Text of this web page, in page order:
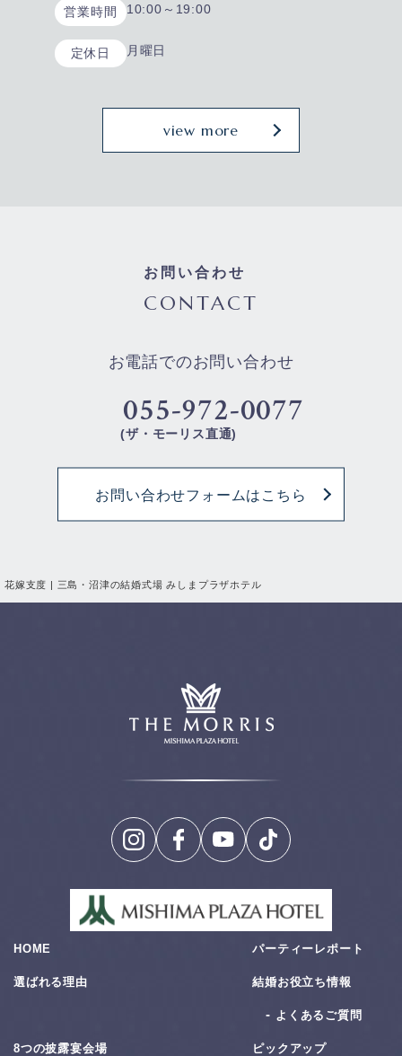
花嫁支度 | 三島・沼津の結婚式場 みしまプラザホテル
営業時間 10:00～19:00
定休日 月曜日
view more
お問い合わせ
CONTACT
お電話でのお問い合わせ
055-972-0077
(ザ・モーリス直通)
お問い合わせフォームはこちら
HOME
選ばれる理由
8つの披露宴会場
パーティーレポート
結婚お役⽴ち情報
よくあるご質問
ピックアップ